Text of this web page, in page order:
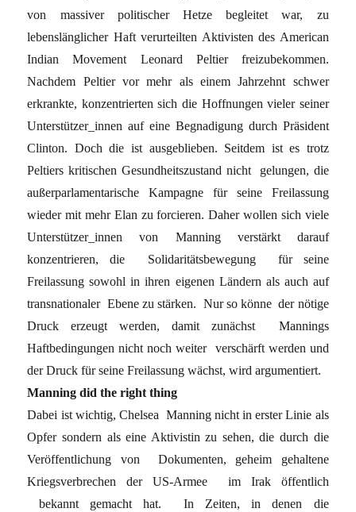
von massiver politischer Hetze begleitet war, zu
lebenslänglicher Haft verurteilten Aktivisten des American
Indian Movement Leonard Peltier freizubekommen.
Nachdem Peltier vor mehr als einem Jahrzehnt schwer
erkrankte, konzentrierten sich die Hoffnungen vieler seiner
Unterstützer_innen auf eine Begnadigung durch Präsident
Clinton. Doch die ist ausgeblieben. Seitdem ist es trotz
Peltiers kritischen Gesundheitszustand nicht gelungen, die
außerparlamentarische Kampagne für seine Freilassung
wieder mit mehr Elan zu forcieren. Daher wollen sich viele
Unterstützer_innen von Manning verstärkt darauf
konzentrieren, die Solidaritätsbewegung für seine
Freilassung sowohl in ihren eigenen Ländern als auch auf
transnationaler Ebene zu stärken. Nur so könne der nötige
Druck erzeugt werden, damit zunächst Mannings
Haftbedingungen nicht noch weiter verschärft werden und
der Druck für seine Freilassung wächst, wird argumentiert.
Manning did the right thing
Dabei ist wichtig, Chelsea Manning nicht in erster Linie als
Opfer sondern als eine Aktivistin zu sehen, die durch die
Veröffentlichung von Dokumenten, geheim gehaltene
Kriegsverbrechen der US-Armee im Irak öffentlich
bekannt gemacht hat. In Zeiten, in denen die